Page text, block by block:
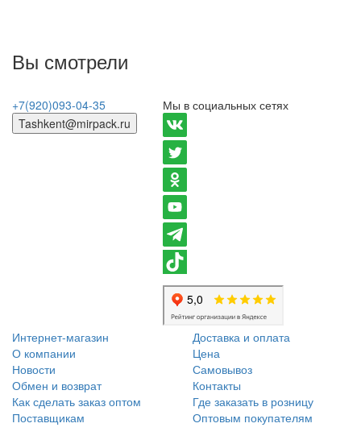
Вы смотрели
+7(920)093-04-35
Tashkent@mirpack.ru
Мы в социальных сетях
Интернет-магазин
О компании
Новости
Обмен и возврат
Как сделать заказ оптом
Поставщикам
Доставка и оплата
Цена
Самовывоз
Контакты
Где заказать в розницу
Оптовым покупателям